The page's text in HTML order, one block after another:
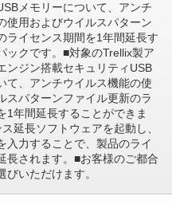
メモリーについて、アンチ
使用およびウイルスパターン
ライセンス期間を1年間延長す
ックです。■対象のTrellix製ア
ンジン搭載セキュリティUSB
て、アンチウイルス機能の使
スパターンファイル更新のラ
1年間延長することができま
延長ソフトウェアを起動し、
入力することで、製品のライ
長されます。■お客様のご都合
びいただけます。